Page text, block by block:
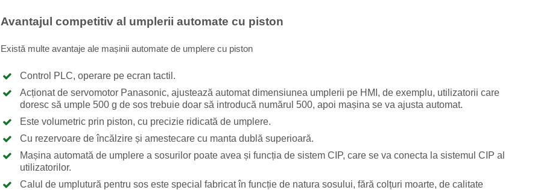
Avantajul competitiv al umplerii automate cu piston
Există multe avantaje ale mașinii automate de umplere cu piston
Control PLC, operare pe ecran tactil.
Acționat de servomotor Panasonic, ajustează automat dimensiunea umplerii pe HMI, de exemplu, utilizatorii care
doresc să umple 500 g de sos trebuie doar să introducă numărul 500, apoi mașina se va ajusta automat.
Este volumetric prin piston, cu precizie ridicată de umplere.
Cu rezervoare de încălzire și amestecare cu manta dublă superioară.
Mașina automată de umplere a sosurilor poate avea și funcția de sistem CIP, care se va conecta la sistemul CIP al
utilizatorilor.
Calul de umplutură pentru sos este special fabricat în funcție de natura sosului, fără colțuri moarte, de calitate